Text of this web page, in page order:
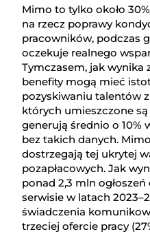
Mimo to tylko około
na rzecz poprawy
pracowników, podczas
oczekuje realnego
Tymczasem, jak wynika
benefity mogą mieć
pozyskiwaniu talentów
których umieszczone
generują średnio o 10%
bez takich danych.
dostrzegają tej ukrytej
pozapłacowych. Jak
ponad 2,3 mln
serwisie w latach
świadczenia
trzeciej ofercie pracy